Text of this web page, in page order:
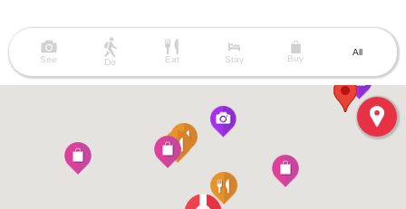
See Do Eat Stay Buy
All